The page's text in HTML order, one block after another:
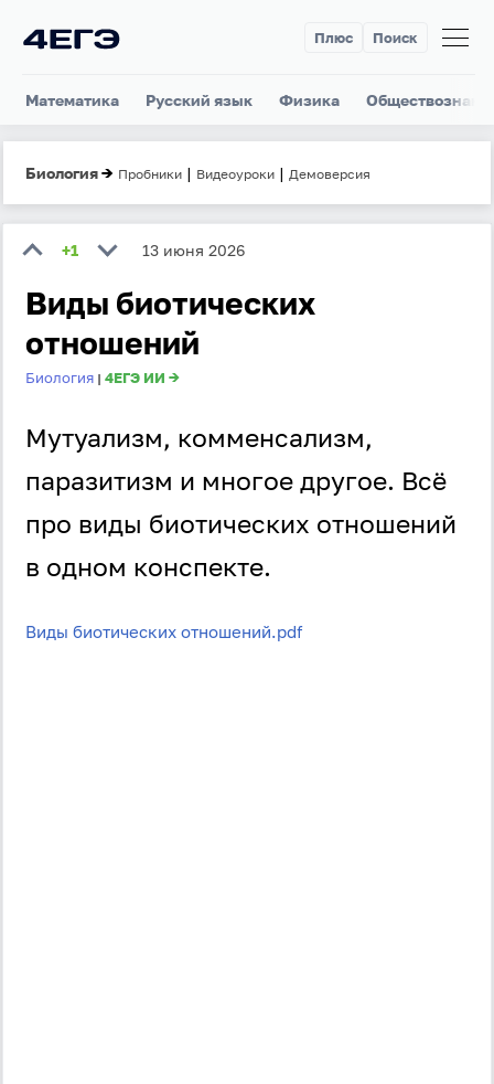
Плюс Поиск
Математика Русский язык Физика
Биология→ Пробники | Видеоуроки | Демоверсия
+1 13 июня 2026
Виды биотических
отношений
Биология | 4ЕГЭ ИИ →
Мутуализм, комменсализм,
паразитизм и многое другое. Всё
про виды биотических отношений
в одном конспекте.
Виды биотических отношений.pdf